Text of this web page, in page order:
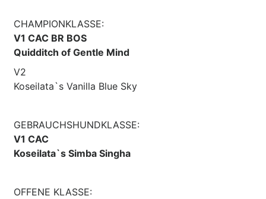
CHAMPIONKLASSE:
V1 CAC BR BOS
Quidditch of Gentle Mind
V2
Koseilata`s Vanilla Blue Sky
GEBRAUCHSHUNDKLASSE:
V1 CAC
Koseilata`s Simba Singha
OFFENE KLASSE: